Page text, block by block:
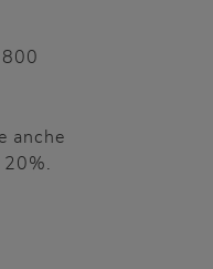
anche